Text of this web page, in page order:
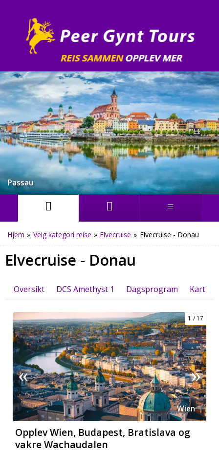
Passau
Hjem » Velg kategori reise » Elvecruise » Elvecruise - Donau
Elvecruise - Donau
Oversikt DCS Amethyst 1 Dagsprogram Kart
Wien
1 17
Opplev Wien, Budapest, Bratislava og
vakre Wachaudalen